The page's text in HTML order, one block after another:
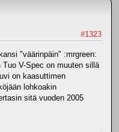
#1323
"väärinpäin" :mrgreen:
Tuo V-Spec on muuten sillä
on kaasuttimen
lohkoakin
sitä vuoden 2005